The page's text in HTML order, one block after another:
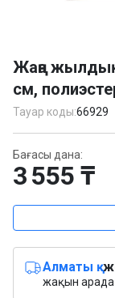
of
2
Жаңа
см,
Тауар коды:66929
Бағасы дана:
3 555 ₸
Алматы қ.
жақын арада